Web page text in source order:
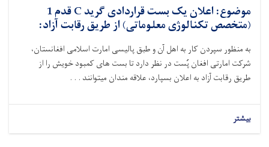
موضوع: اعلان یک بست قراردادی گرید C قدم 1
(متخصص تکنالوژی معلوماتی) از طریق رقابت آزاد:
به منظور سپردن کار به اهل آن و طبق پالیسی امارت اسلامی افغانستان،
شرکت امارتی افغان پُست در نظر دارد تا بست‌ های کمبود خویش را از
طریق رقابت آزاد به اعلان بسپارد، علاقه ‌مندان میتوانند . . .
بیشتر